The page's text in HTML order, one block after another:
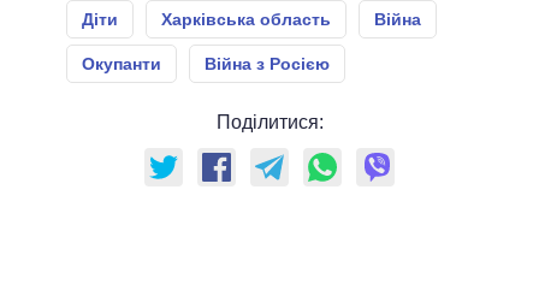
Діти Харківська область Війна
Окупанти Війна з Росією
Поділитися: